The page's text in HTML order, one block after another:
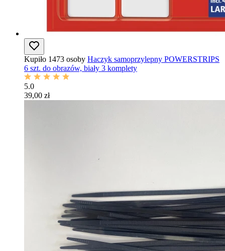
Kupiło 1473 osoby Haczyk samoprzylepny POWERSTRIPS
6 szt. do obrazów, biały 3 komplety
5.0
39,00 zł